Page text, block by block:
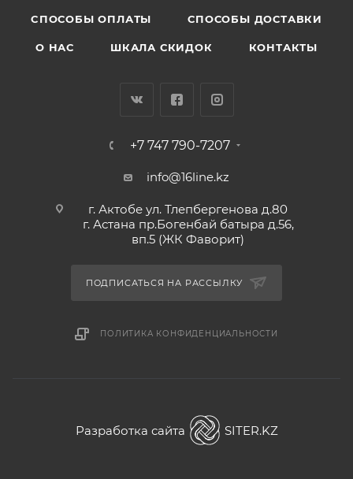
CПОСОБЫ ОПЛАТЫ СПОСОБЫ ДОСТАВКИ
О НАС ШКАЛА СКИДОК КОНТАКТЫ
+7 747 790-7207
info@16line.kz
г. Актобе ул. Тлепбергенова д.80
г. Астана пр.Богенбай батыра д.56,
вп.5 (ЖК Фаворит)
ПОДПИСАТЬСЯ НА РАССЫЛКУ
ПОЛИТИКА КОНФИДЕНЦИАЛЬНОСТИ
Разработка сайта SITER.KZ